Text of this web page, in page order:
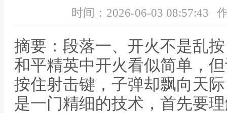
时间：2026-06-03 08:57:43
摘要：段落一、开火不是乱
和平精英中开火看似简单，
按住射击键，子弹却飘向天
是一门精细的技术，首先要